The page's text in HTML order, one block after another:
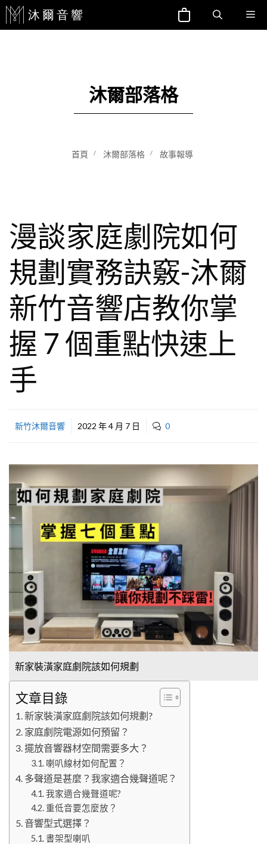
跳
至
沐爾部落格
首頁 沐爾部落格 故事報導
漫談家庭劇院如何
規劃實務訣竅-沐爾
新竹音響店教你掌
握 7 個重點快速上
手
新竹沐爾音響 2022 年 4 月 7 日 0
新家裝潢家庭劇院該如何規劃
文章目錄
新家裝潢家庭劇院該如何規劃?
家庭劇院電源如何預留？
擺放音響器材空間需要多大？
喇叭線材如何配置？
多聲道是甚麼？我家適合幾聲道呢？
我家適合幾聲道呢?
重低音要怎麼放？
音響型式選擇？
書架型喇叭